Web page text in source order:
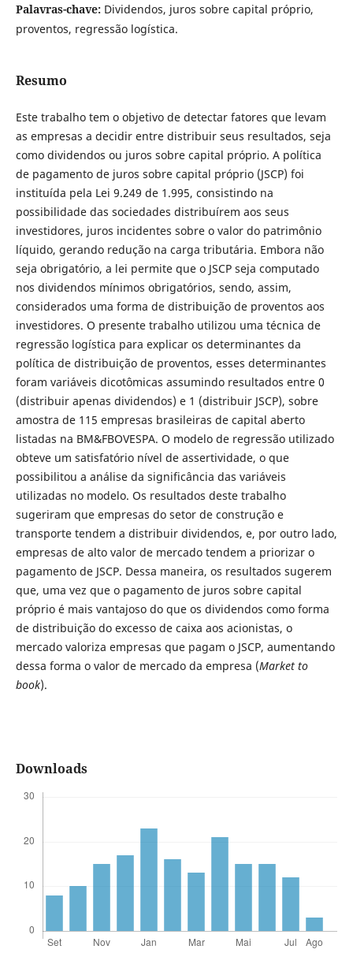
Palavras-chave: Dividendos, juros sobre capital próprio,
proventos, regressão logística.
Resumo
Este trabalho tem o objetivo de detectar fatores que levam
as empresas a decidir entre distribuir seus resultados, seja
como dividendos ou juros sobre capital próprio. A política
de pagamento de juros sobre capital próprio (JSCP) foi
instituída pela Lei 9.249 de 1.995, consistindo na
possibilidade das sociedades distribuírem aos seus
investidores, juros incidentes sobre o valor do patrimônio
líquido, gerando redução na carga tributária. Embora não
seja obrigatório, a lei permite que o JSCP seja computado
nos dividendos mínimos obrigatórios, sendo, assim,
considerados uma forma de distribuição de proventos aos
investidores. O presente trabalho utilizou uma técnica de
regressão logística para explicar os determinantes da
política de distribuição de proventos, esses determinantes
foram variáveis dicotômicas assumindo resultados entre 0
(distribuir apenas dividendos) e 1 (distribuir JSCP), sobre
amostra de 115 empresas brasileiras de capital aberto
listadas na BM&FBOVESPA. O modelo de regressão utilizado
obteve um satisfatório nível de assertividade, o que
possibilitou a análise da significância das variáveis
utilizadas no modelo. Os resultados deste trabalho
sugeriram que empresas do setor de construção e
transporte tendem a distribuir dividendos, e, por outro lado,
empresas de alto valor de mercado tendem a priorizar o
pagamento de JSCP. Dessa maneira, os resultados sugerem
que, uma vez que o pagamento de juros sobre capital
próprio é mais vantajoso do que os dividendos como forma
de distribuição do excesso de caixa aos acionistas, o
mercado valoriza empresas que pagam o JSCP, aumentando
dessa forma o valor de mercado da empresa (Market to
book).
Downloads